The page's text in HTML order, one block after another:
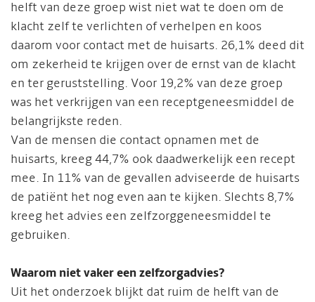
helft van deze groep wist niet wat te doen om de
klacht zelf te verlichten of verhelpen en koos
daarom voor contact met de huisarts. 26,1% deed dit
om zekerheid te krijgen over de ernst van de klacht
en ter geruststelling. Voor 19,2% van deze groep
was het verkrijgen van een receptgeneesmiddel de
belangrijkste reden.
Van de mensen die contact opnamen met de
huisarts, kreeg 44,7% ook daadwerkelijk een recept
mee. In 11% van de gevallen adviseerde de huisarts
de patiënt het nog even aan te kijken. Slechts 8,7%
kreeg het advies een zelfzorggeneesmiddel te
gebruiken.
Waarom niet vaker een zelfzorgadvies?
Uit het onderzoek blijkt dat ruim de helft van de